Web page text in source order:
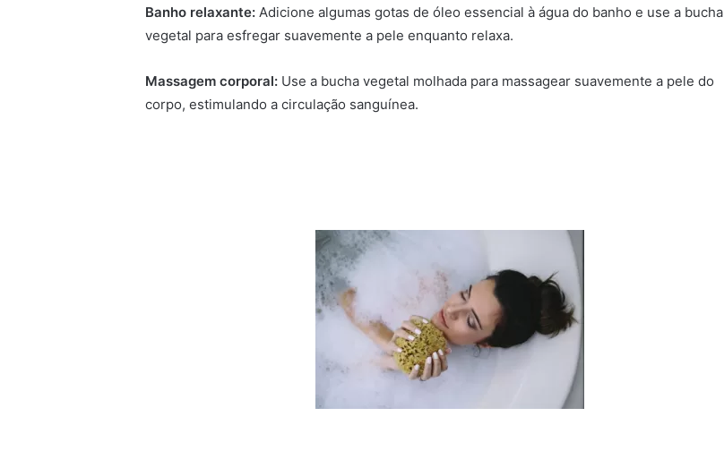
Banho relaxante: Adicione algumas gotas de óleo essencial à água do banho e use a bucha
vegetal para esfregar suavemente a pele enquanto relaxa.
Massagem corporal: Use a bucha vegetal molhada para massagear suavemente a pele do
corpo, estimulando a circulação sanguínea.